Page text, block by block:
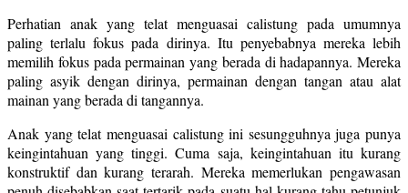
Perhatian anak yang telat menguasai calistung pada umumnya
paling terlalu fokus pada dirinya. Itu penyebabnya mereka lebih
memilih fokus pada permainan yang berada di hadapannya. Mereka
paling asyik dengan dirinya, permainan dengan tangan atau alat
mainan yang berada di tangannya.
Anak yang telat menguasai calistung ini sesungguhnya juga punya
keingintahuan yang tinggi. Cuma saja, keingintahuan itu kurang
konstruktif dan kurang terarah. Mereka memerlukan pengawasan